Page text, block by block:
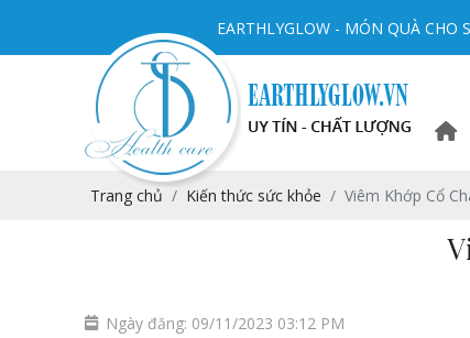
EARTHLYGLOW - MÓN QUÀ CHO
Trang chủ Kiến thức sức khỏe Viêm Khớp Cổ
Ngày đăng: 09/11/2023 03:12 PM